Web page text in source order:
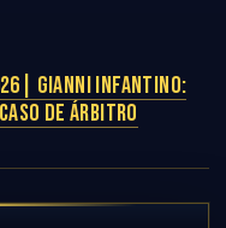
GIANNI INFANTINO:
DE ÁRBITRO